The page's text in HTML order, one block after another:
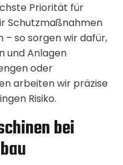
Priorität für
Schutzmaßnahmen
– so sorgen wir dafür,
und Anlagen
oder
arbeiten wir präzise
Risiko.
bei